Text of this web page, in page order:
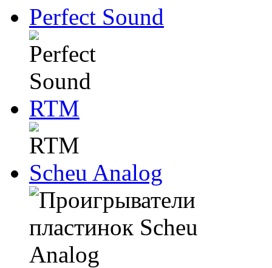
Perfect Sound
RTM
Scheu Analog